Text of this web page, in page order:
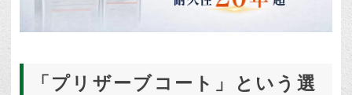
「プリザーブコート」という選